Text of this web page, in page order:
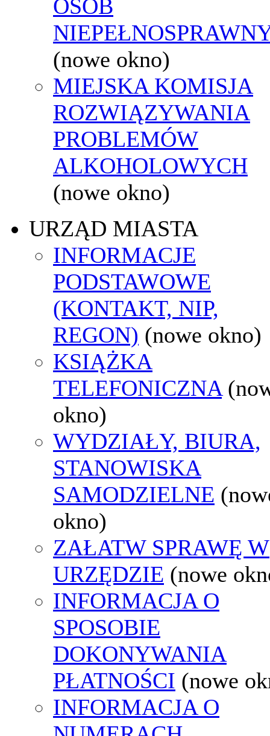
OSÓB
(nowe okno)
MIEJSKA KOMISJA
ROZWIĄZYWANIA
PROBLEMÓW
ALKOHOLOWYCH
(nowe okno)
URZĄD MIASTA
INFORMACJE
PODSTAWOWE
(KONTAKT, NIP,
REGON) (nowe okno)
KSIĄŻKA
TELEFONICZNA
okno)
WYDZIAŁY, BIURA,
STANOWISKA
SAMODZIELNE
okno)
ZAŁATW SPRAWĘ W
URZĘDZIE (nowe
INFORMACJA O
SPOSOBIE
DOKONYWANIA
PŁATNOŚCI (nowe
INFORMACJA O